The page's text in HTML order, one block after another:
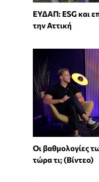
ΕΥΔΑΠ: ESG και
την Αττική
Οι βαθμολογίες
τώρα τι; (Βίντεο)